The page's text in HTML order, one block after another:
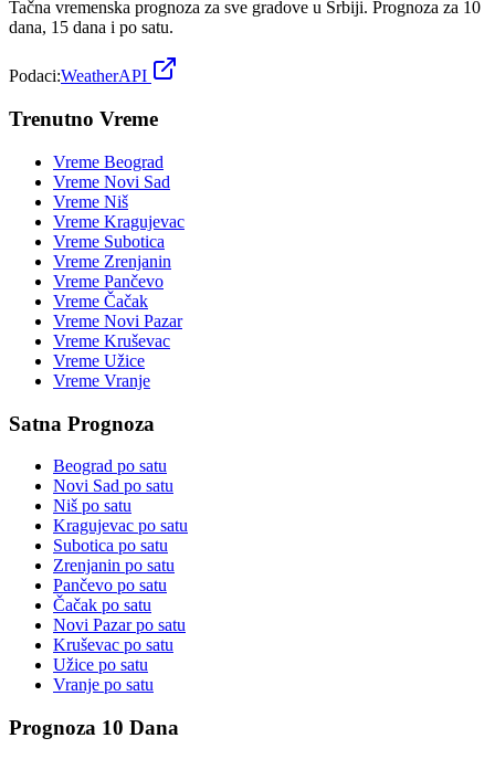
Tačna vremenska prognoza za sve gradove u Srbiji. Prognoza za 10
dana, 15 dana i po satu.
Podaci:WeatherAPI
Trenutno Vreme
Vreme Beograd
Vreme Novi Sad
Vreme Niš
Vreme Kragujevac
Vreme Subotica
Vreme Zrenjanin
Vreme Pančevo
Vreme Čačak
Vreme Novi Pazar
Vreme Kruševac
Vreme Užice
Vreme Vranje
Satna Prognoza
Beograd po satu
Novi Sad po satu
Niš po satu
Kragujevac po satu
Subotica po satu
Zrenjanin po satu
Pančevo po satu
Čačak po satu
Novi Pazarpo satu
Kruševac po satu
Užice po satu
Vranje po satu
Prognoza 10 Dana